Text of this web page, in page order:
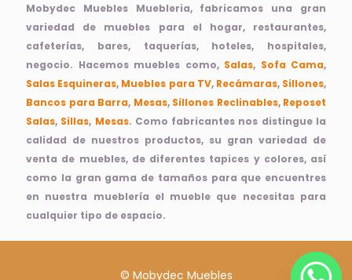
Mobydec Muebles Muebleria, fabricamos una gran
variedad de muebles para el hogar, restaurantes,
cafeterías, bares, taquerías, hoteles, hospitales,
negocio. Hacemos muebles como, Salas, Sofa Cama,
Salas Esquineras, Muebles para TV, Recámaras, Sillones,
Bancos para Barra, Mesas, Sillones Reclinables, Reposet
Salas, Sillas, Mesas. Como fabricantes nos distingue la
calidad de nuestros productos, su gran variedad de
venta de muebles, de diferentes tapices y colores, así
como la gran gama de tamaños para que encuentres
en nuestra mueblería el mueble que necesitas para
cualquier tipo de espacio.
© Mobydec Muebles